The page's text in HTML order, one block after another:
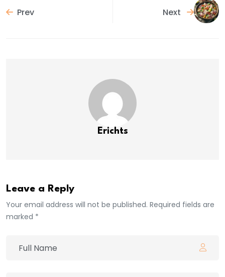
Prev Next
Erichts
Leave a Reply
Your email address will not be published. Required fields are
marked *